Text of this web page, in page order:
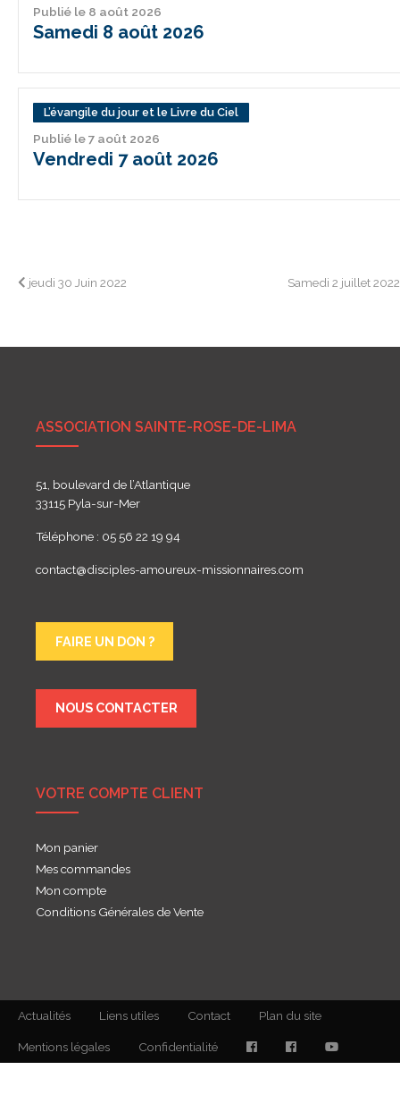
Publié le 8 août 2026
Samedi 8 août 2026
L’évangile du jour et le Livre du Ciel
Publié le 7 août 2026
Vendredi 7 août 2026
Navigation
jeudi 30 Juin 2022 Samedi 2 juillet
ASSOCIATION SAINTE-ROSE-DE-LIMA
51, boulevard de l’Atlantique
33115 Pyla-sur-Mer
Téléphone : 05 56 22 19 94
contact@disciples-amoureux-missionnaires.com
FAIRE UN DON ?
NOUS CONTACTER
VOTRE COMPTE CLIENT
Mon panier
Mes commandes
Mon compte
Conditions Générales de Vente
Actualités Liens utiles Contact Plan du site
Mentions légales Confidentialité